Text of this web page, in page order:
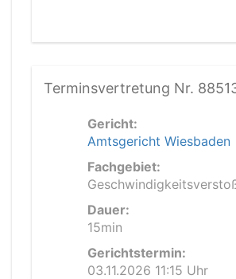
Terminsvertretung Nr.
Gericht:
Amtsgericht Wiesbaden
Fachgebiet:
Dauer:
15min
Gerichtstermin:
03.11.2026 11:15 Uhr